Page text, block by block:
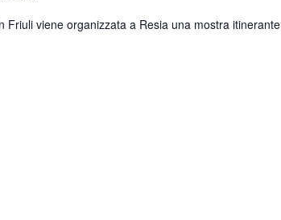
Friuli viene organizzata a Resia una mostra itinerante